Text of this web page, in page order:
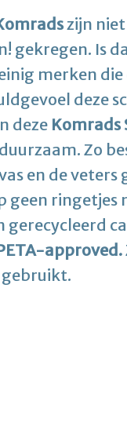
zijn
gekregen. Is
merken
deze
deze Komrads
Zo
en de
ringetjes
gerecycleerd
approved.